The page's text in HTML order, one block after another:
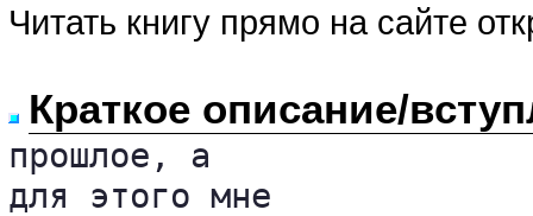
Читать книгу прямо на сайте
Краткое описание/
прошлое, а
для этого мне